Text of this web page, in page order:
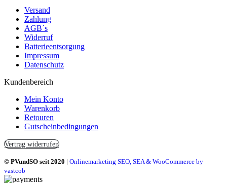
Versand
Zahlung
AGB´s
Widerruf
Batterieentsorgung
Impressum
Datenschutz
Kundenbereich
Mein Konto
Warenkorb
Retouren
Gutscheinbedingungen
Vertrag widerrufen
© PVundSO seit 2020 | Onlinemarketing SEO, SEA & WooCommerce by
vastcob